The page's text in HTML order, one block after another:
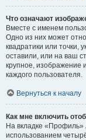
Что означают
Вместе с именем
Одно из них может
квадратики или точки,
оставили, или на ваш
крупное, изображение
каждого пользователя.
Вернуться к началу
Как мне включить
На вкладке «Профиль»
использованием